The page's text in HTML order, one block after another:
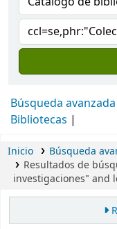
Búsqueda avanzada
Bibliotecas
Inicio
Búsqueda
Resultados de
investigaciones" and